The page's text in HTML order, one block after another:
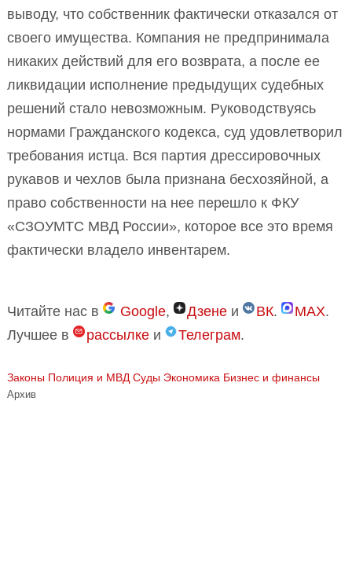
выводу, что собственник фактически отказался от
своего имущества. Компания не предпринимала
никаких действий для его возврата, а после ее
ликвидации исполнение предыдущих судебных
решений стало невозможным. Руководствуясь
нормами Гражданского кодекса, суд удовлетворил
требования истца. Вся партия дрессировочных
рукавов и чехлов была признана бесхозяйной, а
право собственности на нее перешло к ФКУ
«СЗОУМТС МВД России», которое все это время
фактически владело инвентарем.
Читайте нас в Google, Дзене и ВК. MAX.
Лучшее в
рассылке и Телеграм.
Законы Полиция и МВД Суды Экономика Бизнес и финансы
Архив